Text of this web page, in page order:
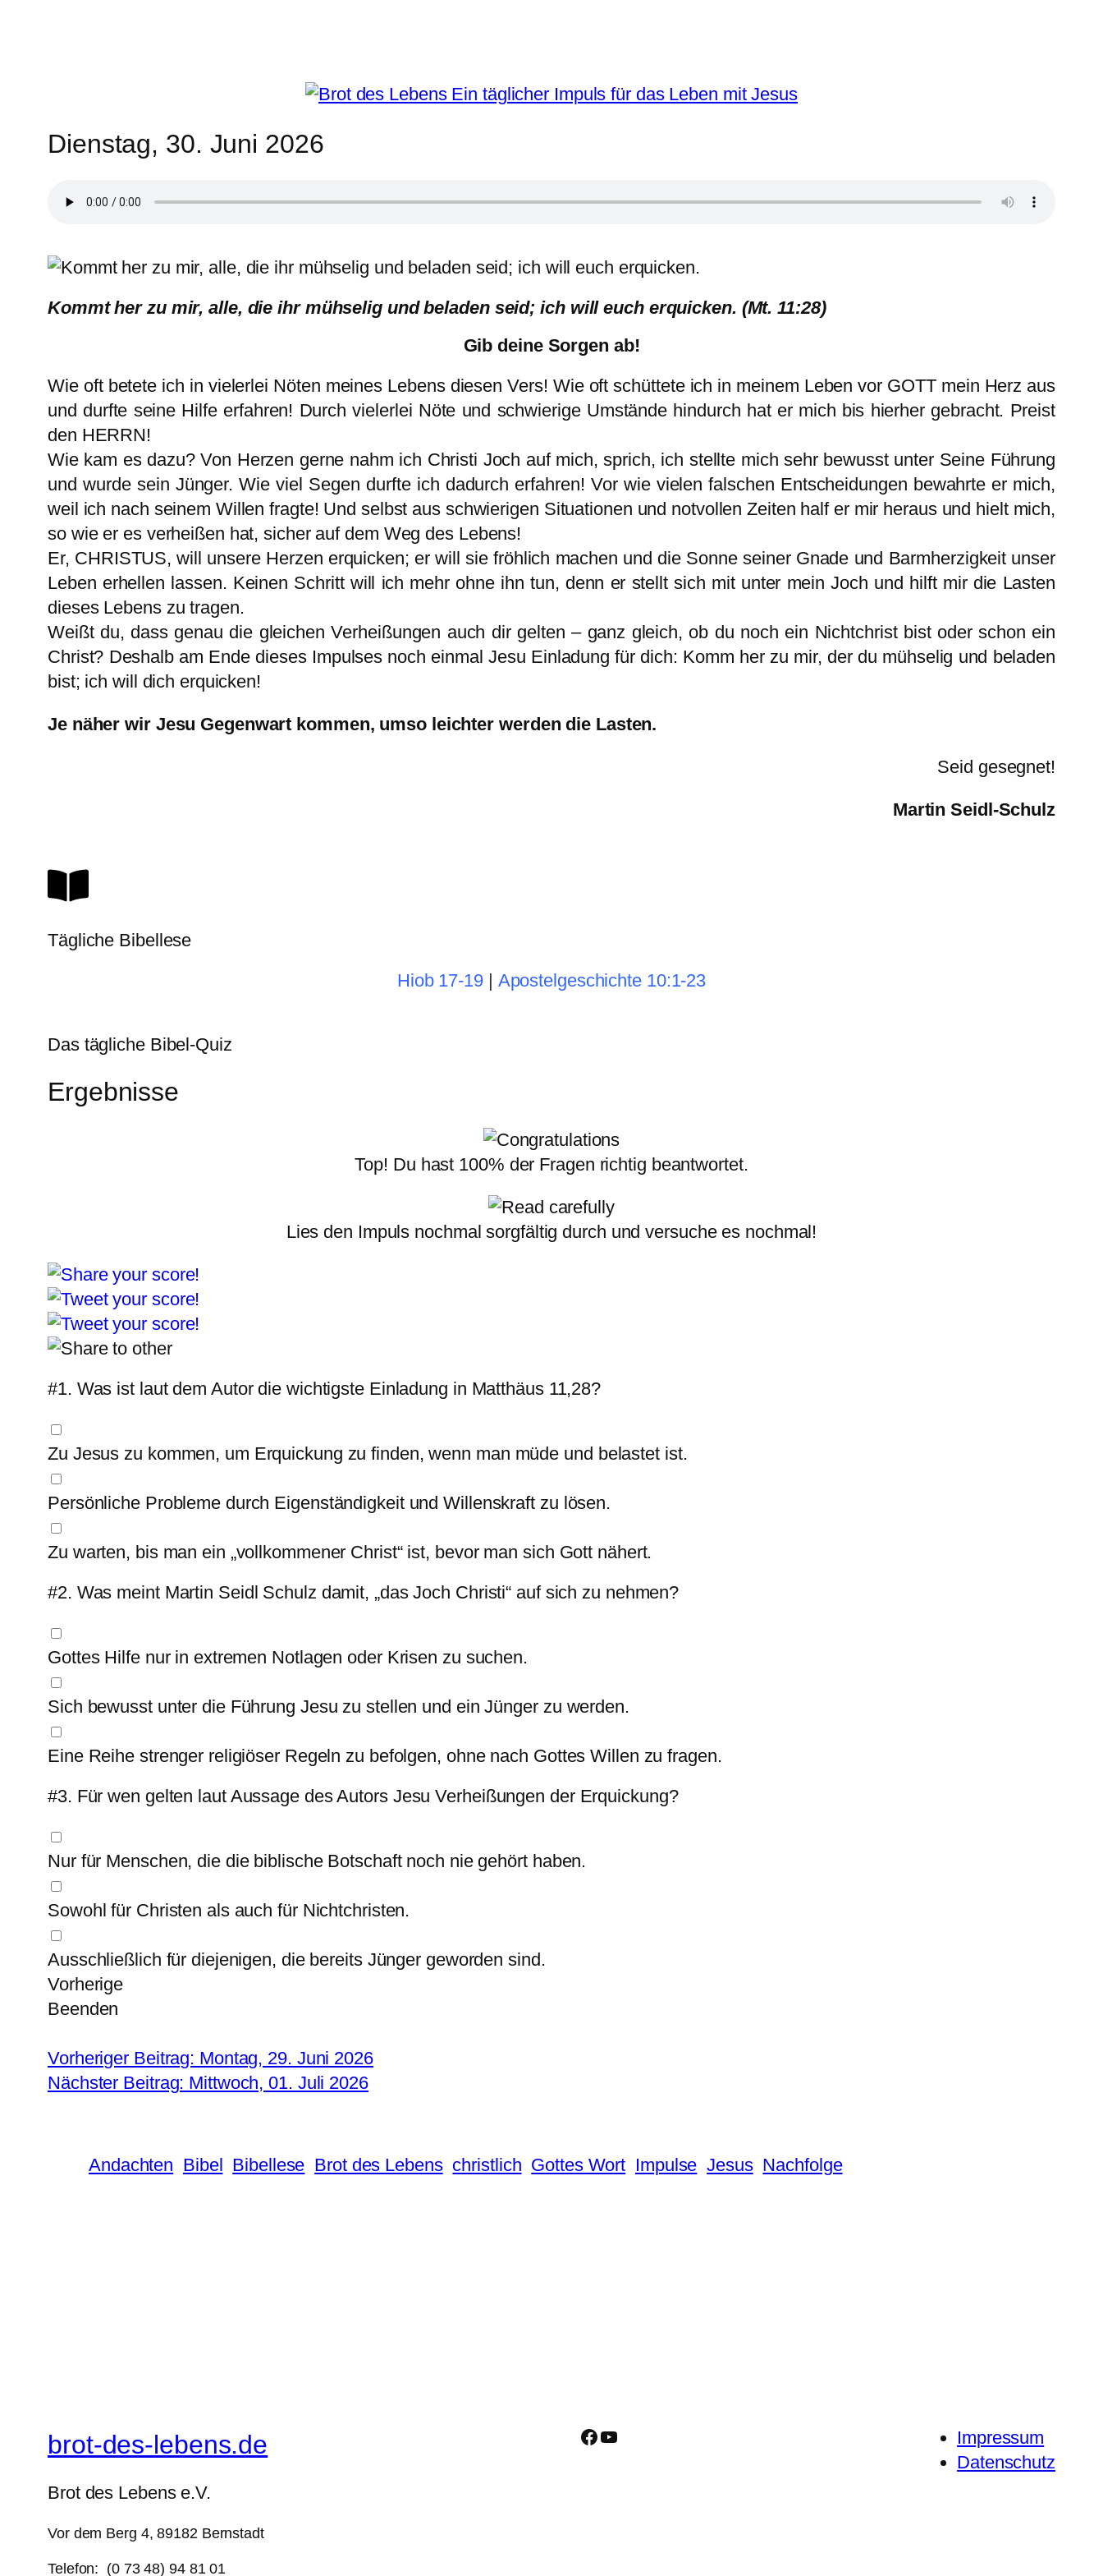
Dienstag, 30. Juni 2026
Kommt her zu mir, alle, die ihr mühselig und beladen seid; ich will euch erquicken. (Mt. 11:28)
Gib deine Sorgen ab!
Wie oft betete ich in vielerlei Nöten meines Lebens diesen Vers! Wie oft schüttete ich in meinem Leben vor GOTT mein Herz aus
und durfte seine Hilfe erfahren! Durch vielerlei Nöte und schwierige Umstände hindurch hat er mich bis hierher gebracht. Preist
den HERRN!
Wie kam es dazu? Von Herzen gerne nahm ich Christi Joch auf mich, sprich, ich stellte mich sehr bewusst unter Seine Führung
und wurde sein Jünger. Wie viel Segen durfte ich dadurch erfahren! Vor wie vielen falschen Entscheidungen bewahrte er mich,
weil ich nach seinem Willen fragte! Und selbst aus schwierigen Situationen und notvollen Zeiten half er mir heraus und hielt mich,
so wie er es verheißen hat, sicher auf dem Weg des Lebens!
Er, CHRISTUS, will unsere Herzen erquicken; er will sie fröhlich machen und die Sonne seiner Gnade und Barmherzigkeit unser
Leben erhellen lassen. Keinen Schritt will ich mehr ohne ihn tun, denn er stellt sich mit unter mein Joch und hilft mir die Lasten
dieses Lebens zu tragen.
Weißt du, dass genau die gleichen Verheißungen auch dir gelten – ganz gleich, ob du noch ein Nichtchrist bist oder schon ein
Christ? Deshalb am Ende dieses Impulses noch einmal Jesu Einladung für dich: Komm her zu mir, der du mühselig und beladen
bist; ich will dich erquicken!
Je näher wir Jesu Gegenwart kommen, umso leichter werden die Lasten.
Seid gesegnet!
Martin Seidl-Schulz
Tägliche Bibellese
Hiob 17-19 | Apostelgeschichte 10:1-23
Das tägliche Bibel-Quiz
Ergebnisse
Top! Du hast 100% der Fragen richtig beantwortet.
Lies den Impuls nochmal sorgfältig durch und versuche es nochmal!
#1. Was ist laut dem Autor die wichtigste Einladung in Matthäus 11,28?
Zu Jesus zu kommen, um Erquickung zu finden, wenn man müde und belastet ist.
Persönliche Probleme durch Eigenständigkeit und Willenskraft zu lösen.
Zu warten, bis man ein „vollkommener Christ“ ist, bevor man sich Gott nähert.
#2. Was meint Martin Seidl Schulz damit, „das Joch Christi“ auf sich zu nehmen?
Gottes Hilfe nur in extremen Notlagen oder Krisen zu suchen.
Sich bewusst unter die Führung Jesu zu stellen und ein Jünger zu werden.
Eine Reihe strenger religiöser Regeln zu befolgen, ohne nach Gottes Willen zu fragen.
#3. Für wen gelten laut Aussage des Autors Jesu Verheißungen der Erquickung?
Nur für Menschen, die die biblische Botschaft noch nie gehört haben.
Sowohl für Christen als auch für Nichtchristen.
Ausschließlich für diejenigen, die bereits Jünger geworden sind.
Vorherige
Beenden
Vorheriger Beitrag: Montag, 29. Juni 2026
Nächster Beitrag: Mittwoch, 01. Juli 2026
Andachten Bibel Bibellese Brot des Lebens christlich Gottes Wort Impulse Jesus Nachfolge
brot-des-lebens.de
Brot des Lebens e.V.
Vor dem Berg 4, 89182 Bernstadt
Telefon: (0 73 48) 94 81 01
Impressum
Datenschutz